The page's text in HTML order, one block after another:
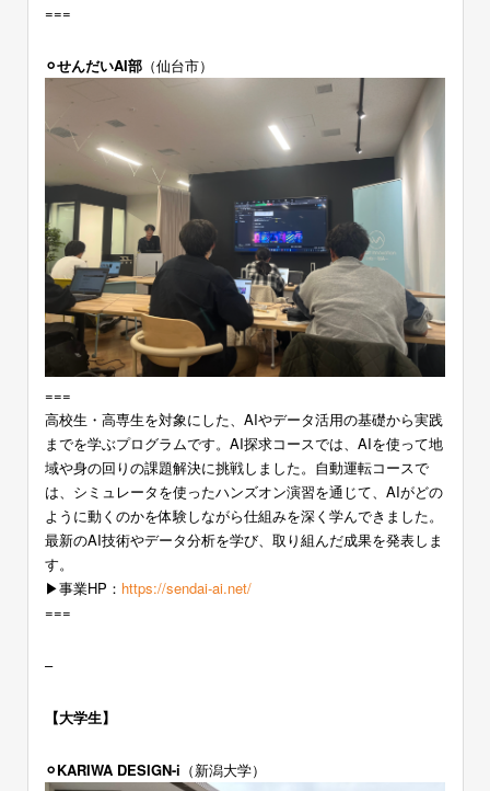
===
⚪︎せんだいAI部 （仙台市）
===
高校生・高専生を対象にした、AIやデータ活用の基礎から実践
までを学ぶプログラムです。AI探求コースでは、AIを使って地
域や身の回りの課題解決に挑戦しました。自動運転コースで
は、シミュレータを使ったハンズオン演習を通じて、AIがどの
ように動くのかを体験しながら仕組みを深く学んできました。
最新のAI技術やデータ分析を学び、取り組んだ成果を発表しま
す。
▶︎事業HP： https://sendai-ai.net/
===
–
【大学生】
⚪︎KARIWA DESIGN-i （新潟大学）